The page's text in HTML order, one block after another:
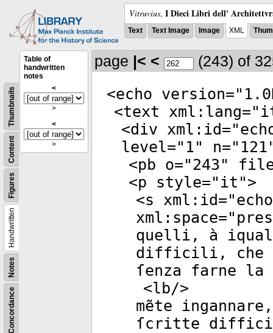
Vitruvius, I Dieci Libri dell'
Text Text Image Image XML
Concordance
Notes
Handwritten
Figures
Content
Thumbnails
Table of
handwritten
notes
<
>
<
>
page |< < (243) of
<echo version="
<text xml:lang="
<div xml:id="
level=" 1" n=" 121
<pb o="243"
<p style=" it ">
<s xml:id="
xml:space="
quelli, à iquali
difficili, che
ſenza farne
<lb/>
mẽte
ſcritte